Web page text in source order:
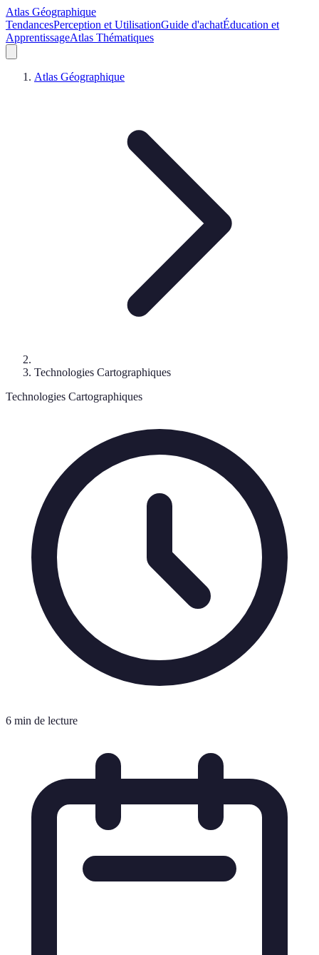
Atlas Géographique
TendancesPerception et UtilisationGuide d'achatÉducation et
ApprentissageAtlas Thématiques
Atlas Géographique
Technologies Cartographiques
Technologies Cartographiques
6 min de lecture